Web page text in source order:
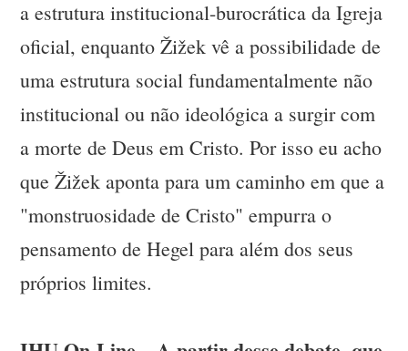
a estrutura institucional-burocrática da Igreja
oficial, enquanto Žižek vê a possibilidade de
uma estrutura social fundamentalmente não
institucional ou não ideológica a surgir com
a morte de Deus em Cristo. Por isso eu acho
que Žižek aponta para um caminho em que a
"monstruosidade de Cristo" empurra o
pensamento de Hegel para além dos seus
próprios limites.